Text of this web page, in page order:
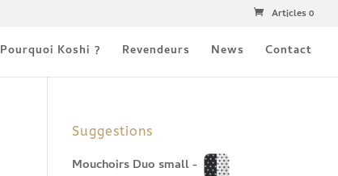
Articles 0
Pourquoi Koshi ? Revendeurs News Contact
Suggestions
Mouchoirs Duo small -